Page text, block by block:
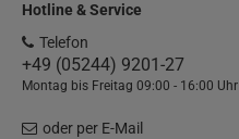
Hotline & Service
Telefon
+49 (05244) 9201-27
Montag bis Freitag 09:00 - 16:00 Uhr
oder per E-Mail